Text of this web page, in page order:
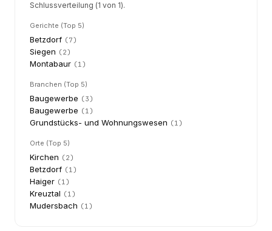
Schlussverteilung (1 von 1).
Gerichte (Top 5)
Betzdorf (7)
Siegen (2)
Montabaur (1)
Branchen (Top 5)
Baugewerbe (3)
Baugewerbe (1)
Grundstücks- und Wohnungswesen (1)
Orte (Top 5)
Kirchen (2)
Betzdorf (1)
Haiger (1)
Kreuztal (1)
Mudersbach (1)